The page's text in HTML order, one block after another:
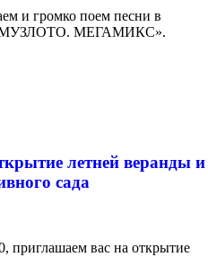
и громко поем песни в
МЕГАМИКС».
летней веранды и
сада
приглашаем вас на открытие